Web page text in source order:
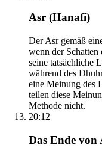
Asr (Hanafi)
Der Asr gemäß
wenn der
seine tatsächliche
während des
eine Meinung des
teilen diese
Methode nicht.
20:12
Das Ende von